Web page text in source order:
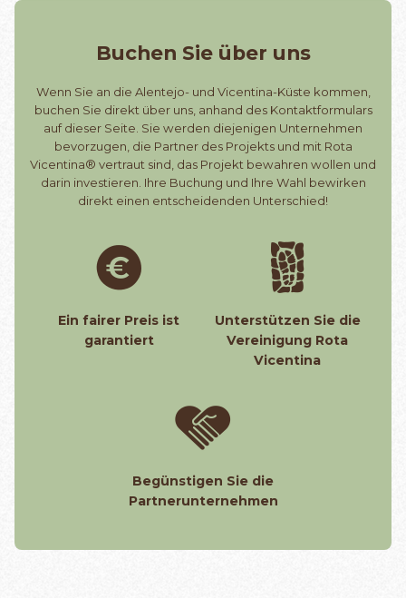
Buchen Sie über uns
Wenn Sie an die Alentejo- und Vicentina-Küste kommen,
buchen Sie direkt über uns, anhand des Kontaktformulars
auf dieser Seite. Sie werden diejenigen Unternehmen
bevorzugen, die Partner des Projekts und mit Rota
Vicentina® vertraut sind, das Projekt bewahren wollen und
darin investieren. Ihre Buchung und Ihre Wahl bewirken
direkt einen entscheidenden Unterschied!
Ein fairer Preis ist
garantiert
Unterstützen Sie die
Vereinigung Rota
Vicentina
Begünstigen Sie die
Partnerunternehmen